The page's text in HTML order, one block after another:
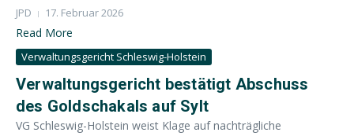
JPD 17. Februar 2026
Read More
Verwaltungsgericht Schleswig-Holstein
Verwaltungsgericht bestätigt Abschuss
des Goldschakals auf Sylt
VG Schleswig-Holstein weist Klage auf nachträgliche